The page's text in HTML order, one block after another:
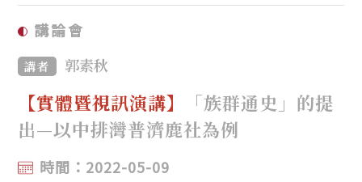
講論會
講者 郭素秋
【實體暨視訊演講】
「族群通史」的提
出—以中排灣普濟鹿社為例
時間：2022-05-09